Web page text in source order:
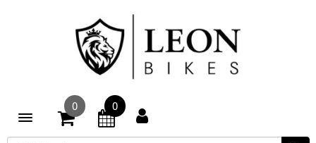
Toggle navigation
0 0